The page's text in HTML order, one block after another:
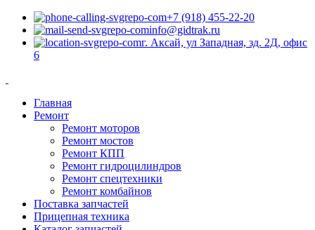
+7 (918) 455-22-20
info@gidtrak.ru
г. Аксай, ул Западная, зд. 2Д, офис
6
Главная
Ремонт
Ремонт моторов
Ремонт мостов
Ремонт КПП
Ремонт гидроцилиндров
Ремонт спецтехники
Ремонт комбайнов
Поставка запчастей
Прицепная техника